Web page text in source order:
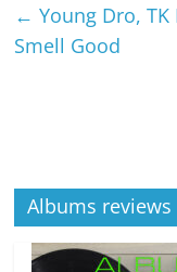
← Young Dro,
Smell Good
Albums reviews